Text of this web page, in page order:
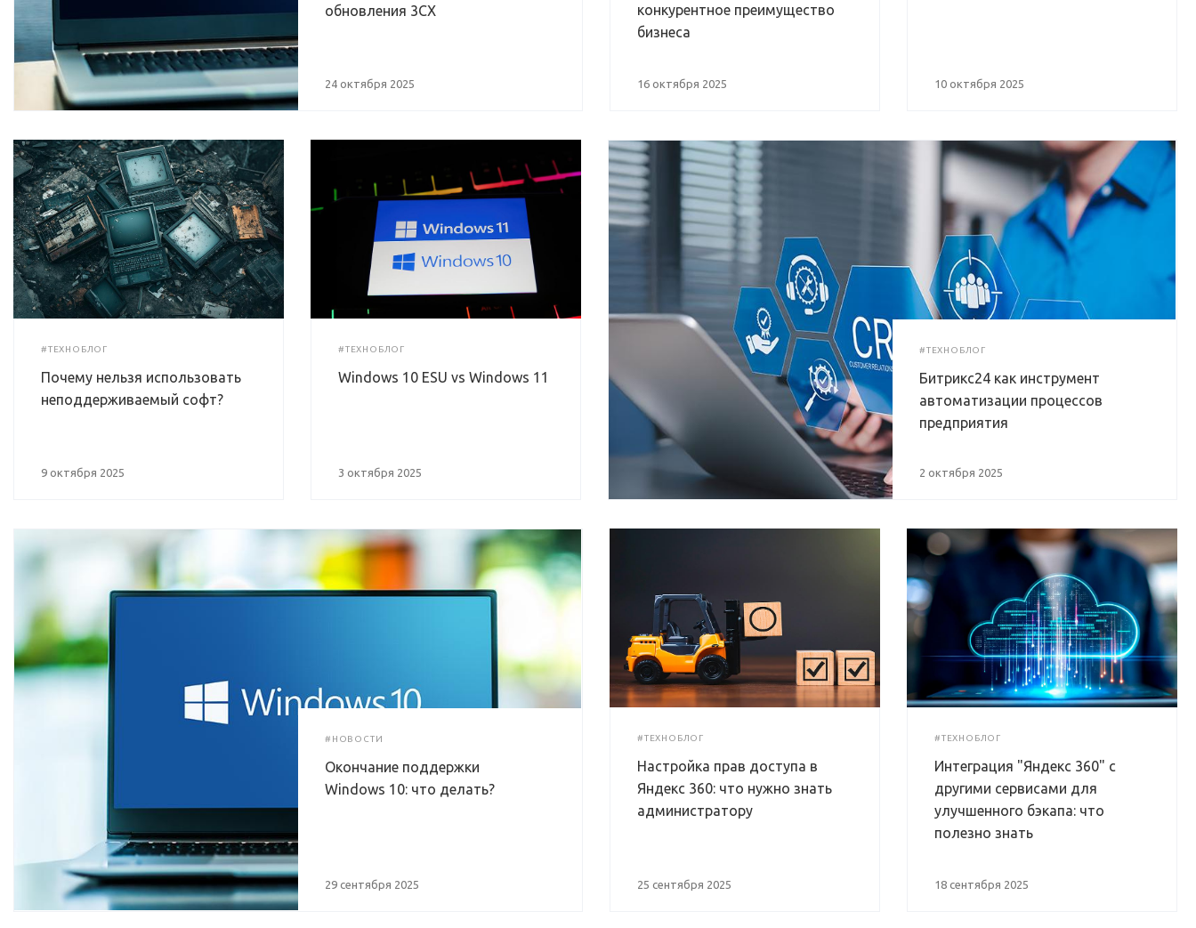
обновления 3CX
24 октября 2025
конкурентное преимущество
бизнеса
16 октября 2025 10 октября 2025
#ТЕХНОБЛОГ
Почему нельзя использовать
неподдерживаемый софт?
9 октября 2025
#ТЕХНОБЛОГ
Windows 10 ESU vs Windows 11
3 октября 2025
#ТЕХНОБЛОГ
Битрикс24 как инструмент
автоматизации процессов
предприятия
2 октября 2025
#НОВОСТИ
Окончание поддержки
Windows 10: что делать?
29 сентября 2025
#ТЕХНОБЛОГ
Настройка прав доступа в
Яндекс 360: что нужно знать
администратору
25 сентября 2025
#ТЕХНОБЛОГ
Интеграция "Яндекс 360" с
другими сервисами для
улучшенного бэкапа: что
полезно знать
18 сентября 2025